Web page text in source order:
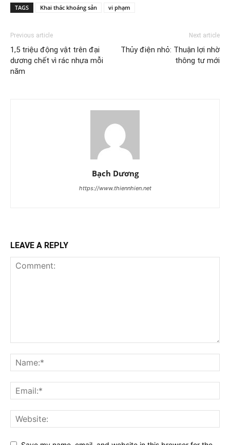
TAGS Khai thác khoáng sản vi phạm
Previous article
1,5 triệu động vật trên đại
dương chết vì rác nhựa mỗi
năm
Next article
Thủy điện nhỏ: Thuận lợi nhờ
thông tư mới
Bạch Dương
https://www.thiennhien.net
LEAVE A REPLY